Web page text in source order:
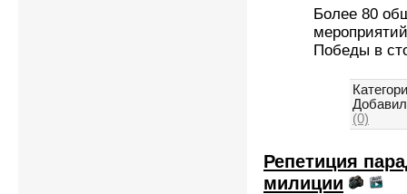
Более 80
Победы в
(0)
Репетиция
милиции